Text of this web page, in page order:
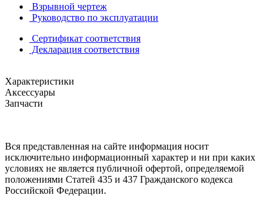
Взрывной чертеж
Руководство по эксплуатации
Сертификат соответствия
Декларация соответствия
Характеристики
Аксессуары
Запчасти
Вся представленная на сайте информация носит
исключительно информационный характер и ни при каких
условиях не является публичной офертой, определяемой
положениями Статей 435 и 437 Гражданского кодекса
Российской Федерации.